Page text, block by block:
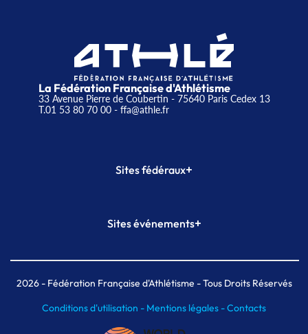
La Fédération Française d'Athlétisme
33 Avenue Pierre de Coubertin - 75640 Paris Cedex 13
T.01 53 80 70 00- ffa@athle.fr
Sites fédéraux+
Plateforme Formation
Sites événements+
Meeting de Paris indoor
MAIF Ekiden de Paris
2026- Fédération Française d'Athlétisme - Tous Droits Réservés
Conditions d'utilisation - Mentions légales -Contacts